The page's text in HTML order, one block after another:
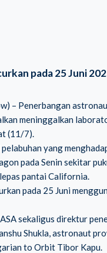
pada 25 Juni
– Penerbangan
meninggalkan
(11/7).
yang
pada Senin sekitar
pantai California.
pada 25 Juni
sekaligus direktur
Shukla, astronaut
to Orbit Tibor Kapu.